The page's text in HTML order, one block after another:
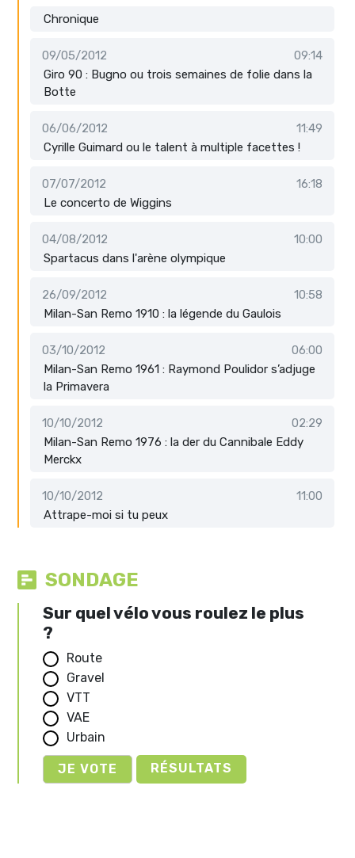
Chronique
09/05/2012
09:14
Giro 90 : Bugno ou trois semaines de folie dans la
Botte
06/06/2012
11:49
Cyrille Guimard ou le talent à multiple facettes !
07/07/2012
16:18
Le concerto de Wiggins
04/08/2012
10:00
Spartacus dans l'arène olympique
26/09/2012
10:58
Milan-San Remo 1910 : la légende du Gaulois
03/10/2012
06:00
Milan-San Remo 1961 : Raymond Poulidor s’adjuge
la Primavera
10/10/2012
02:29
Milan-San Remo 1976 : la der du Cannibale Eddy
Merckx
10/10/2012
11:00
Attrape-moi si tu peux
SONDAGE
Sur quel vélo vous roulez le plus
?
Route
Gravel
VTT
VAE
Urbain
RÉSULTATS